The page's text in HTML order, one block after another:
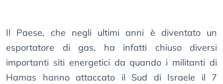
Il Paese, che negli ultimi anni è diventato un
esportatore di gas, ha infatti chiuso diversi
importanti siti energetici da quando i militanti di
Hamas hanno attaccato il Sud di Israele il 7